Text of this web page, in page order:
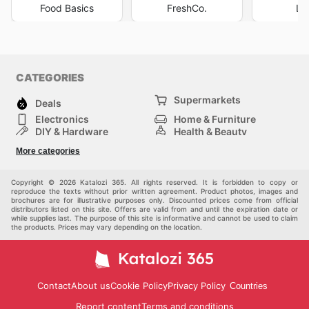
Food Basics FreshCo.
CATEGORIES
Deals
Supermarkets
Electronics
Home & Furniture
DIY & Hardware
Health & Beauty
Kids
More categories
Copyright © 2026 Katalozi 365. All rights reserved. It is forbidden to copy or
reproduce the texts without prior written agreement. Product photos, images and
brochures are for illustrative purposes only. Discounted prices come from official
distributors listed on this site. Offers are valid from and until the expiration date or
while supplies last. The purpose of this site is informative and cannot be used to claim
the products. Prices may vary depending on the location.
ContactAbout usCookie PolicyPrivacy Policy Countries
Report contentTerms and conditions